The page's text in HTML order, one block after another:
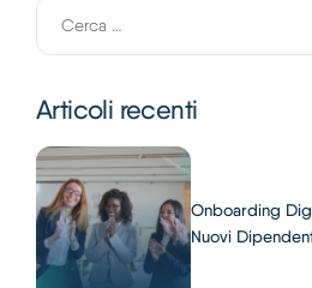
Articoli recenti
Onboarding
Nuovi